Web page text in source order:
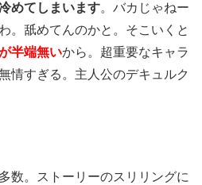
めてしまいます。バカじゃねー
。舐めてんのかと。そこいくと
半端無いから。超重要なキャラ
情すぎる。主人公のデキュルク
数。ストーリーのスリリングに